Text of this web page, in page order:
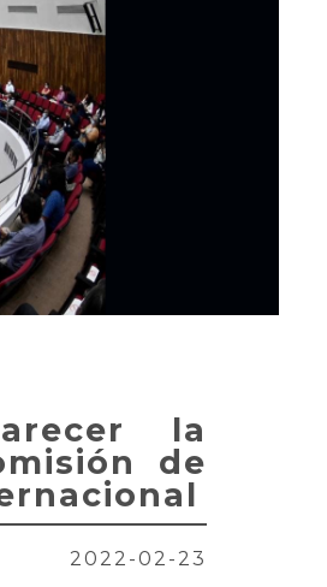
la
de
2022-02-23